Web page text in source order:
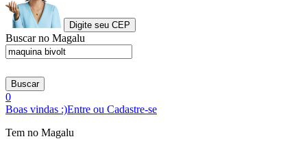
Digite seu CEP
Buscar no Magalu
Buscar
0
Boas vindas :)Entre ou Cadastre-se
Tem no Magalu